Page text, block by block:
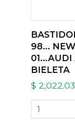
98...
01...AUDI
BIELETA
$ 2,022.03